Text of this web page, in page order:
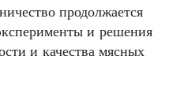
продолжается
и решения
и качества мясных